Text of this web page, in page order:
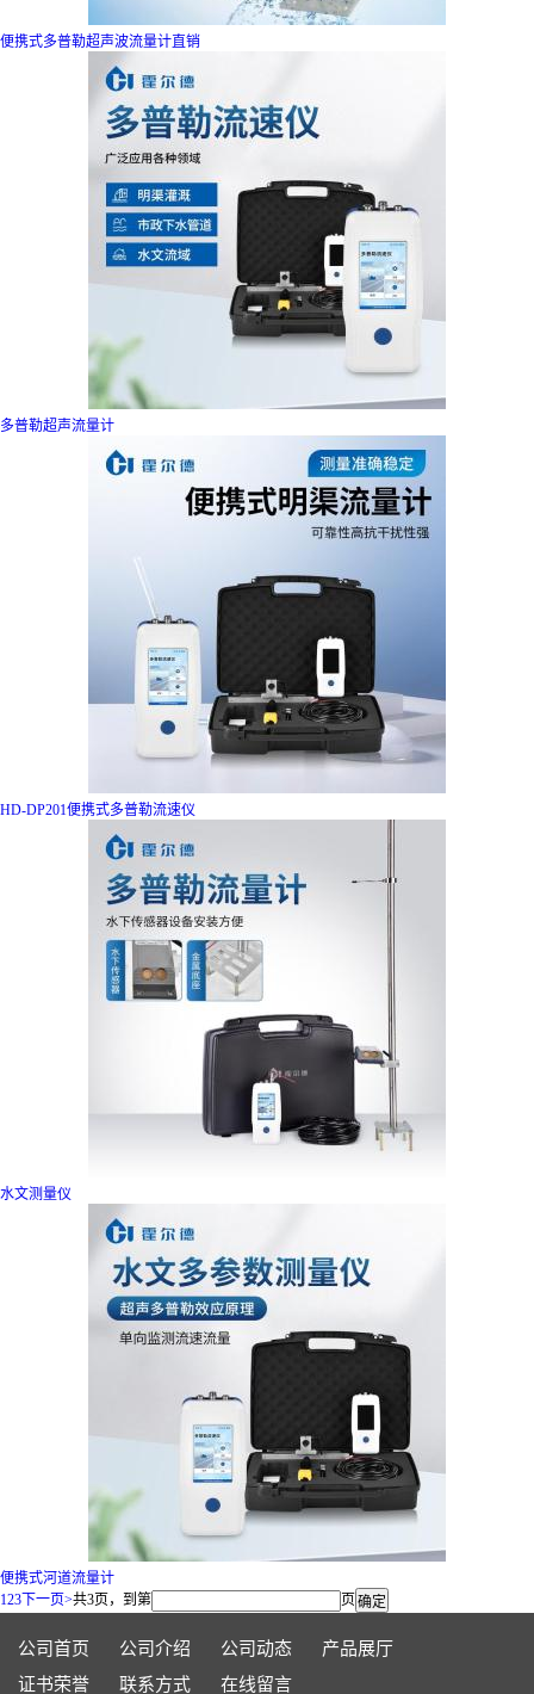
便携式多普勒超声波流量计直销
多普勒超声流量计
HD-DP201便携式多普勒流速仪
水文测量仪
便携式河道流量计
123下一页>共3页，到第 页
公司首页 公司介绍 公司动态
产品展厅
证书荣誉
联系方式 在线留言